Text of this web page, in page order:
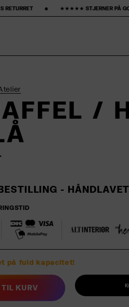
★★★★★ STJERNER PÅ GOOGLE ‎ ‎ ‎ ‎ ‎ ‎ ‎ •‎ 15%
/
-
på fuld kapacitet!
KURV